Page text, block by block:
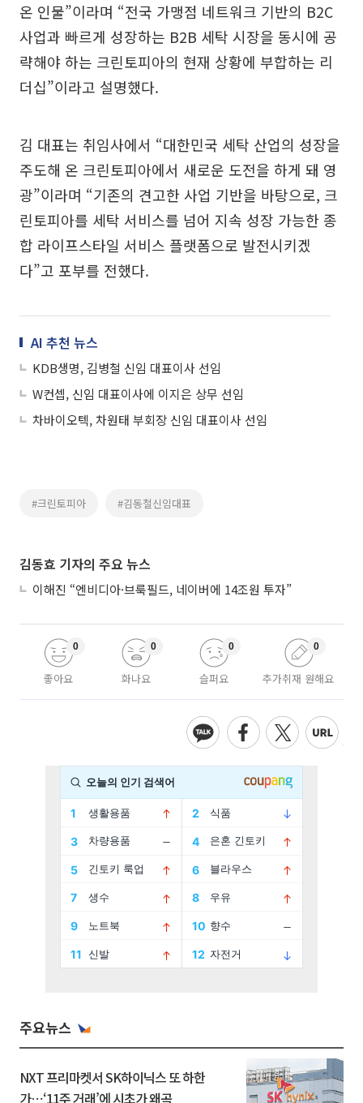
온 인물”이라며 “전국 가맹점 네트워크 기반의 B2C
사업과 빠르게 성장하는 B2B 세탁 시장을 동시에 공
략해야 하는 크린토피아의 현재 상황에 부합하는 리
더십”이라고 설명했다.
김 대표는 취임사에서 “대한민국 세탁 산업의 성장을
주도해 온 크린토피아에서 새로운 도전을 하게 돼 영
광”이라며 “기존의 견고한 사업 기반을 바탕으로, 크
린토피아를 세탁 서비스를 넘어 지속 성장 가능한 종
합 라이프스타일 서비스 플랫폼으로 발전시키겠
다”고 포부를 전했다.
AI 추천 뉴스
KDB생명, 김병철 신임 대표이사 선임
W컨셉, 신임 대표이사에 이지은 상무 선임
차바이오텍, 차원태 부회장 신임 대표이사 선임
#크린토피아 #김동철신임대표
김동효 기자의 주요 뉴스
이해진 “엔비디아·브룩필드, 네이버에 14조원 투자”
좋아요
0
화나요
0
슬퍼요
0
추가취재 원해요
0
주요뉴스
NXT 프리마켓서 SK하이닉스 또 하한
가⋯‘11주 거래’에 시초가 왜곡